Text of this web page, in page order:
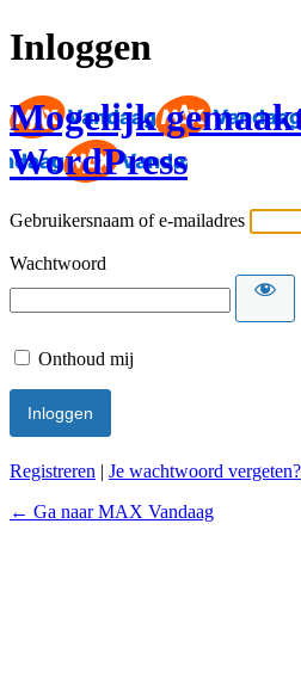
Inloggen
Mogelijk
WordPress
Gebruikersnaam of e-mailadres
Wachtwoord
Onthoud mij
Registreren | Je wachtwoord vergeten?
← Ga naar MAX Vandaag